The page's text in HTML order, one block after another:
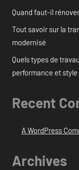
Quand faut-il
Tout savoir sur la
modernisé
Quels types de
performance et
Recent
A WordPress
Archives